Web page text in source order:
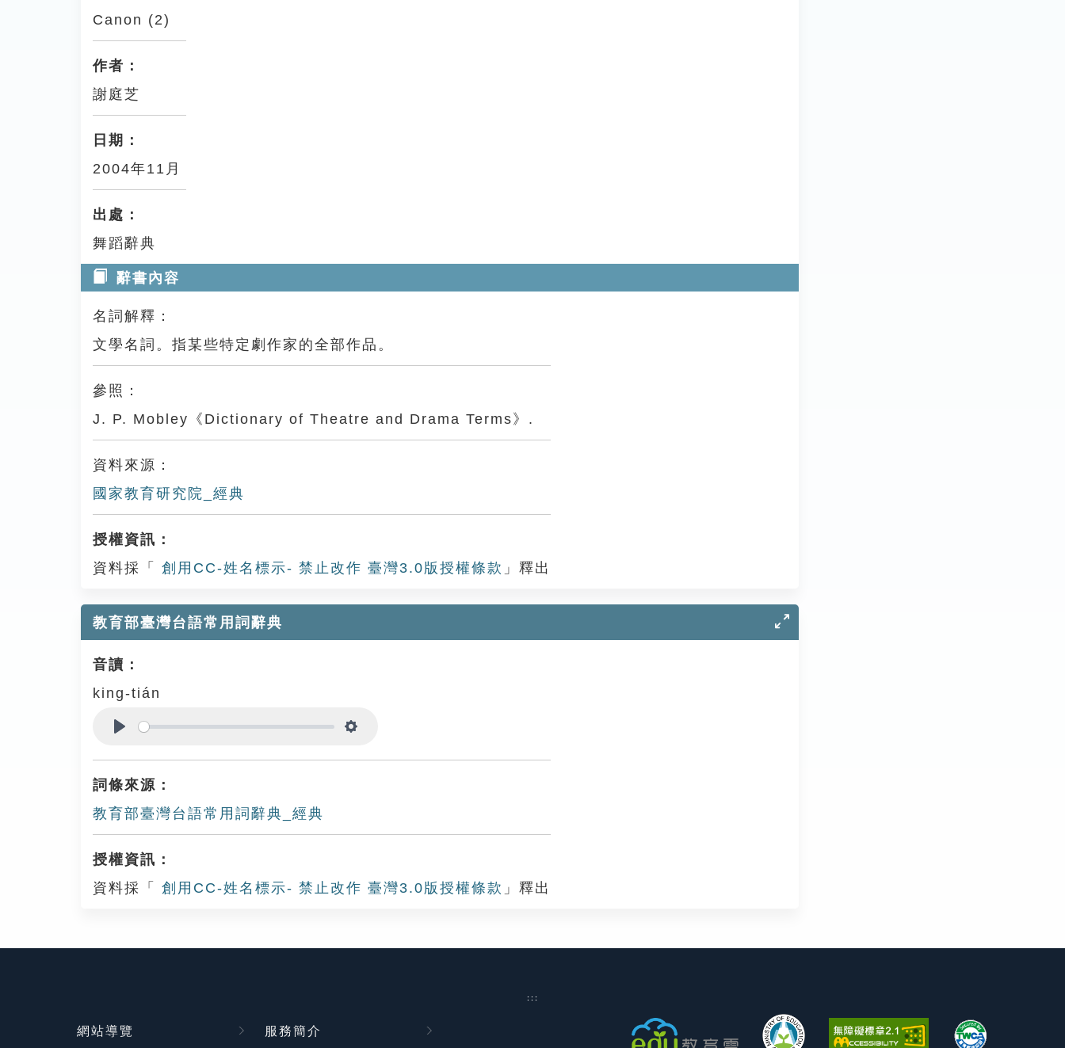
Canon (2)
作者：
謝庭芝
日期：
2004年11月
出處：
舞蹈辭典
辭書內容
名詞解釋：
文學名詞。指某些特定劇作家的全部作品。
參照：
J. P. Mobley《Dictionary of Theatre and Drama Terms》.
資料來源：
國家教育研究院_經典
授權資訊：
資料採「
創用CC-姓名標示- 禁止改作 臺灣3.0版授權條款 」釋出
教育部臺灣台語常用詞辭典
音讀：
king-tián
詞條來源：
教育部臺灣台語常用詞辭典_經典
授權資訊：
資料採「
創用CC-姓名標示- 禁止改作 臺灣3.0版授權條款 」釋出
:::
網站導覽 服務簡介